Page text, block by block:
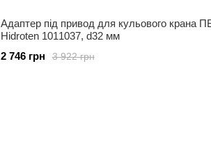
Адаптер під привод для кульового крана
Hidroten 1011037, d32 мм
3 922 грн
2 746 грн